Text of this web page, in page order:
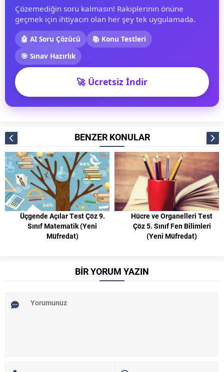
Çözemediğin soru kalmasın! Rakiplerinin önüne
geçmek için ihtiyacın olan her şey tek uygulamada.
🤖 AI Soru Çözücü
📚 Konu Testleri
🎯 Sınav Hazırlık
🚀 Ücretsiz İndir
BENZER KONULAR
Üçgende Açılar Test Çöz 9.
Sınıf Matematik (Yeni
Müfredat)
Hücre ve Organelleri Test
Çöz 5. Sınıf Fen Bilimleri
(Yeni Müfredat)
BİR YORUM YAZIN